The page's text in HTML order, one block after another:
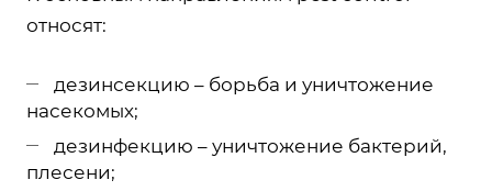
относят:
дезинсекцию – борьба и уничтожение
насекомых;
дезинфекцию – уничтожение бактерий,
плесени;